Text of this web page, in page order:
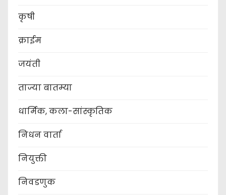
कृषी
क्राईम
जयंती
ताज्या बातम्या
धार्मिक, कला-सांस्कृतिक
निधन वार्ता
नियुक्ती
निवडणुक